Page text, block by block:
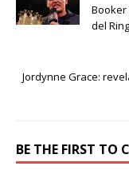
Booker
del
Jordynne Grace:
BE THE FIRST TO